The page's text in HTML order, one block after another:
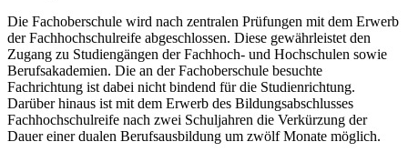
Die Fachoberschule wird nach zentralen Prüfungen mit dem Erwerb
der Fachhochschulreife abgeschlossen. Diese gewährleistet den
Zugang zu Studiengängen der Fachhoch- und Hochschulen sowie
Berufsakademien. Die an der Fachoberschule besuchte
Fachrichtung ist dabei nicht bindend für die Studienrichtung.
Darüber hinaus ist mit dem Erwerb des Bildungsabschlusses
Fachhochschulreife nach zwei Schuljahren die Verkürzung der
Dauer einer dualen Berufsausbildung um zwölf Monate möglich.